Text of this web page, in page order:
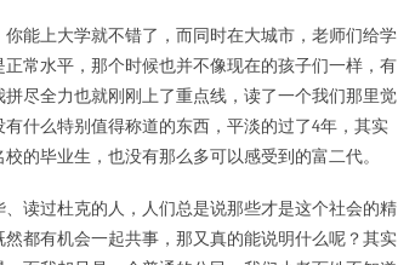
能上大学就不错了，而同时在大城市，老师们给学
常水平，那个时候也并不像现在的孩子们一样，有
尽全力也就刚刚上了重点线，读了一个我们那里觉
什么特别值得称道的东西，平淡的过了4年，其实
的毕业生，也没有那么多可以感受到的富二代。
读过杜克的人，人们总是说那些才是这个社会的精
都有机会一起共事，那又真的能说明什么呢？其实